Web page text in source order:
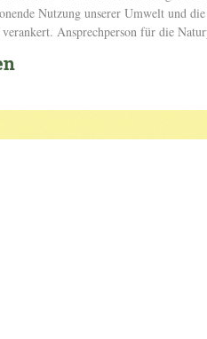
Nutzung unserer Umwelt und
Ansprechperson für die